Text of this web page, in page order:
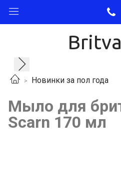
Новинки за пол года
Мыло для
Scarn 170 мл